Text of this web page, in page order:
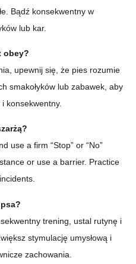
Bądź konsekwentny w
lub kar.
obey?
upewnij się, że pies rozumie
smakołyków lub zabawek, aby
konsekwentny.
use a firm “Stop” or “No”
or use a barrier. Practice
trening, ustal rutynę i
stymulację umysłową i
zachowania.